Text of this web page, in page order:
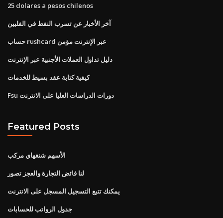
25 dolares a pesos chilenos
آخر الأخبار عن تسرب النفط في الفلبين
حساب rushcard عبر الإنترنت مؤمن
دليل تداول العملات الأجنبية عبر الإنترنت
كيفية كتابة عقد بسيط للخدمات
Fsu دورات الدراسات العليا على الانترنت
Featured Posts
الأسهم شنغهاي مركب
لنا فائض التجارة والعجز تصور
يمكنك تتبع التسجيل المسجل على الانترنت
جدول الرواتب للحسابات